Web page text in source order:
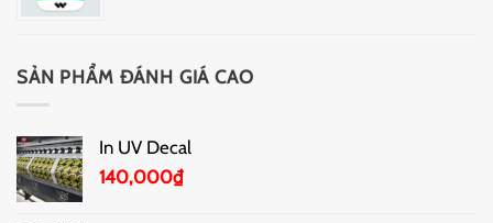
SẢN PHẨM ĐÁNH GIÁ CAO
In UV Decal
140,000₫